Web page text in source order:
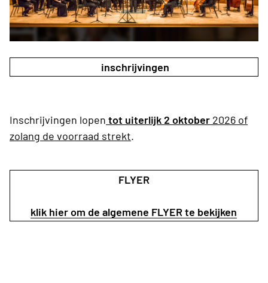
inschrijvingen
Inschrijvingen lopen tot uiterlijk 2 oktober 2026 of
zolang de voorraad strekt.
FLYER
klik hier om de algemene FLYER te bekijken